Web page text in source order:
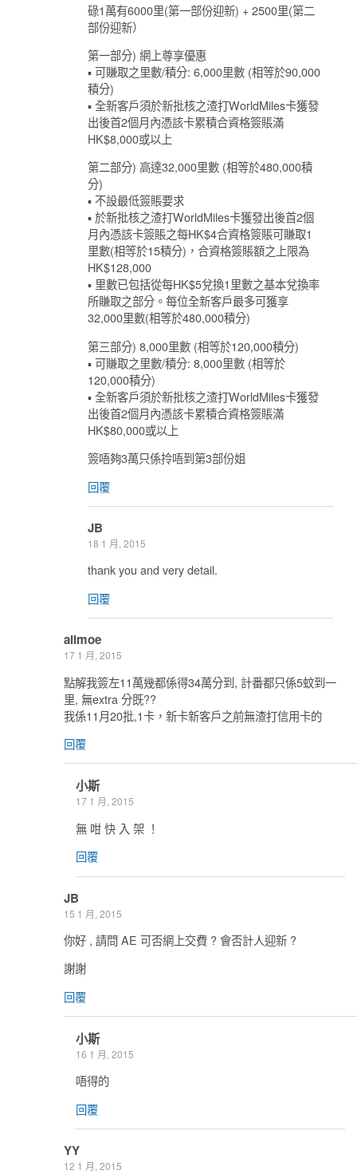
碌1萬有6000里(第一部份迎新) + 2500里(第二
部份迎新）
第一部分) 網上尊享優惠
▪ 可賺取之里數/積分: 6,000里數 (相等於90,000
積分)
▪ 全新客戶須於新批核之渣打WorldMiles卡獲發
出後首2個月內憑該卡累積合資格簽賬滿
HK$8,000或以上
第二部分) 高達32,000里數 (相等於480,000積
分)
▪ 不設最低簽賬要求
▪ 於新批核之渣打WorldMiles卡獲發出後首2個
月內憑該卡簽賬之每HK$4合資格簽賬可賺取1
里數(相等於15積分)，合資格簽賬額之上限為
HK$128,000
▪ 里數已包括從每HK$5兌換1里數之基本兌換率
所賺取之部分。每位全新客戶最多可獲享
32,000里數(相等於480,000積分)
第三部分) 8,000里數 (相等於120,000積分)
▪ 可賺取之里數/積分: 8,000里數 (相等於
120,000積分)
▪ 全新客戶須於新批核之渣打WorldMiles卡獲發
出後首2個月內憑該卡累積合資格簽賬滿
HK$80,000或以上
簽唔夠3萬只係拎唔到第3部份姐
回覆
JB
18 1 月, 2015
thank you and very detail.
回覆
alimoe
17 1 月, 2015
點解我簽左11萬幾都係得34萬分到, 計番都只係5蚊到一
里, 無extra 分既??
我係11月20批,1卡，新卡新客戶之前無渣打信用卡的
回覆
小斯
17 1 月, 2015
無 咁 快 入 架 ！
回覆
JB
15 1 月, 2015
你好 , 請問 AE 可否網上交費 ? 會否計人迎新 ?
謝謝
回覆
小斯
16 1 月, 2015
唔得的
回覆
YY
12 1 月, 2015